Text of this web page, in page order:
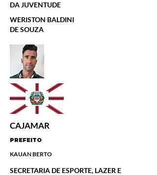
DA JUVENTUDE
WERISTON BALDINI
DE SOUZA
CAJAMAR
PREFEITO
KAUAN BERTO
SECRETARIA DE ESPORTE, LAZER E